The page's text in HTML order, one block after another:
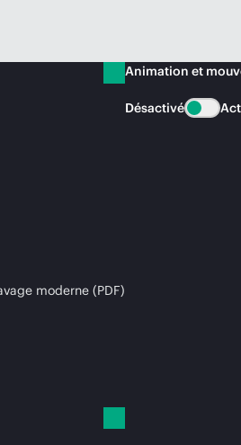
moderne (PDF)
Animation et
Désactivé